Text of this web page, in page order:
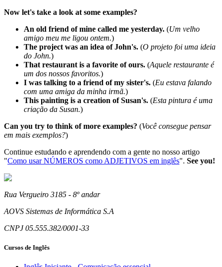
Now let's take a look at some examples?
An old friend of mine called me yesterday. (Um velho
amigo meu me ligou ontem.)
The project was an idea of John's. (O projeto foi uma ideia
do John.)
That restaurant is a favorite of ours. (Aquele restaurante é
um dos nossos favoritos.)
I was talking to a friend of my sister's. (Eu estava falando
com uma amiga da minha irmã.)
This painting is a creation of Susan's. (Esta pintura é uma
criação da Susan.)
Can you try to think of more examples? (Você consegue pensar
em mais exemplos?)
Continue estudando e aprendendo com a gente no nosso artigo
"Como usar NÚMEROS como ADJETIVOS em inglês". See you!
Rua Vergueiro 3185 - 8º andar
AOVS Sistemas de Informática S.A
CNPJ 05.555.382/0001-33
Cursos de Inglês